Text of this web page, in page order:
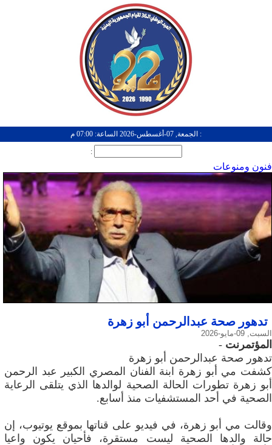
: الجمعة, 07-أغسطس-2026 الساعة: 07:00 م
:
فنون ومنوعات
تدهور صحة عبدالرحمن أبو زهرة
السبت, 09-مايو-2026
المؤتمرنت -
تدهور صحة عبدالرحمن أبو زهرة
كشفت مي أبو زهرة ابنة الفنان المصري الكبير عبد الرحمن
أبو زهرة تطورات الحالة الصحية لوالدها الذي يتلقى الرعاية
الصحية في أحد المستشفيات منذ أسابع.
وقالت مي أبو زهرة، في فيديو على قناتها بموقع يوتيوب، إن
حالة والدها الصحية ليست مستقرة، فأحيان يكون واعيا